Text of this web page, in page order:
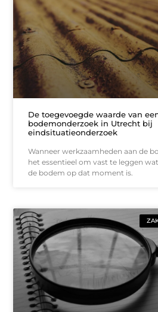
De toegevoegde waarde van
bodemonderzoek in Utrecht bij
eindsituatieonderzoek
Wanneer werkzaamheden aan de
het essentieel om vast te leggen
de bodem op dat moment is.